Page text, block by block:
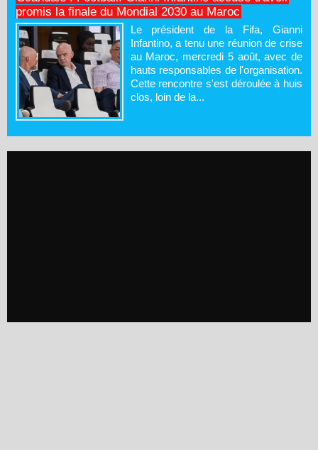
promis la finale du Mondial 2030 au Maroc
Le président de la Fifa, Gianni
Infantino, a tenu une réunion de crise
au Maroc, mercredi 5 août, avec de
hauts responsables de l'organisation.
Cette rencontre s'est déroulée à huis
clos, loin de la...